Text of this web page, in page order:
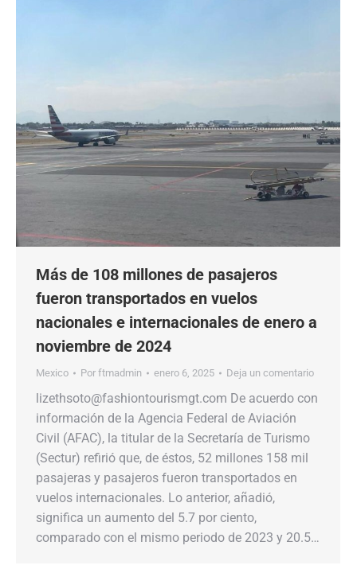
Más de 108 millones de pasajeros
fueron transportados en vuelos
nacionales e internacionales de enero a
noviembre de 2024
Mexico Por ftmadmin enero 6, 2025 Deja un comentario
lizethsoto@fashiontourismgt.com De acuerdo con
información de la Agencia Federal de Aviación
Civil (AFAC), la titular de la Secretaría de Turismo
(Sectur) refirió que, de éstos, 52 millones 158 mil
pasajeras y pasajeros fueron transportados en
vuelos internacionales. Lo anterior, añadió,
significa un aumento del 5.7 por ciento,
comparado con el mismo periodo de 2023 y 20.5…